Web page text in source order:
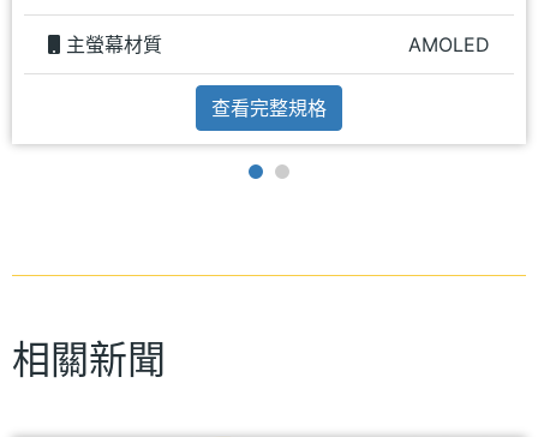
主螢幕材質 AMOLED
查看完整規格
相關新聞